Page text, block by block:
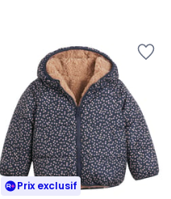
Prix exclusif